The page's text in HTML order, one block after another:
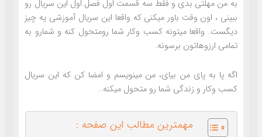
به من مهلتی بدی و فقط سه قسمت اول فصل اول این سریال رو
ببینی ، اون وقت باور میکنی که واقعا این سریال آموزشی یه چیز
دیگست. واقعا میتونه کسب وکار شما رومتحول کنه و شمارو به
تمامی ارزوهاتون برسونه.
اگه پا به پای من بیای، من مینویسم و امضا کن که این سریال
کسب وکار و زندگی شما رو متحول میکنه…
مهمترین مطالب این صفحه :